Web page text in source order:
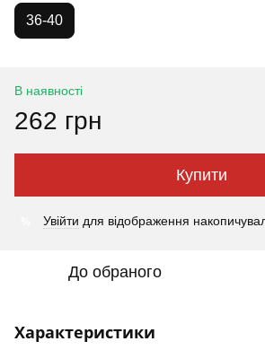
36-40
В наявності
262 грн
Купити
Увійти для відображення
До обраного
Характеристики